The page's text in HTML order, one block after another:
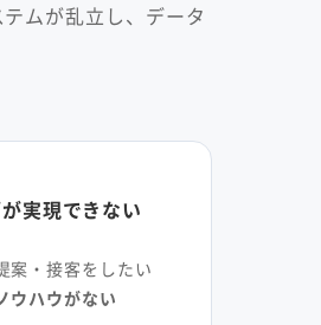
ムが乱立し、データ
実現できない
案・接客をしたい
ウハウがない